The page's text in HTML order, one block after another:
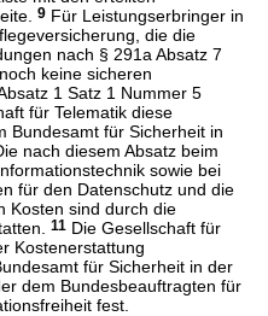
9Für Leistungserbringer in
die die
nach § 291a Absatz 7
keine sicheren
1 Satz 1 Nummer 5
für Telematik diese
Bundesamt für Sicherheit in
nach diesem Absatz beim
sowie bei
für den Datenschutz und die
Kosten sind durch die
11Die Gesellschaft für
Kostenerstattung
für Sicherheit in der
dem Bundesbeauftragten für
fest.